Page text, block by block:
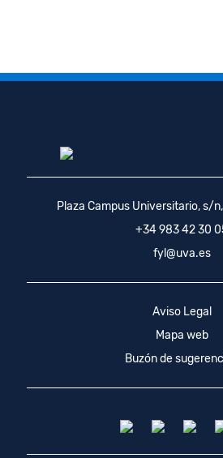
Plaza Campus Universitario, s/
+34 983 42 30
fyl@uva.es
Aviso Legal
Mapa web
Buzón de